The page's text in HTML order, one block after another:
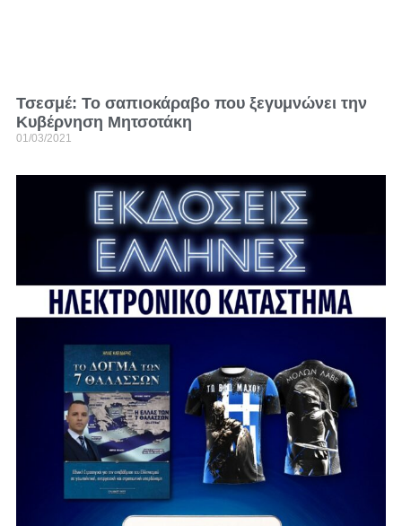
Τσεσμέ: Το σαπιοκάραβο που ξεγυμνώνει την
Κυβέρνηση Μητσοτάκη
01/03/2021